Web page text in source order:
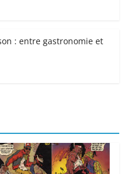
: entre gastronomie et